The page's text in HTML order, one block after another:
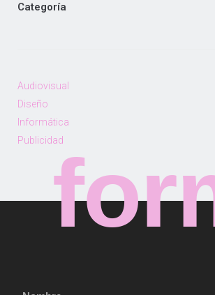
Categoría
Audiovisual
Diseño
Informática
Publicidad